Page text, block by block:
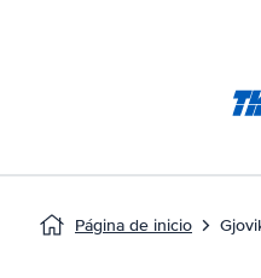
Página de inicio